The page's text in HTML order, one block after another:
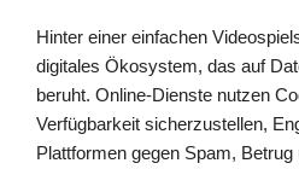
Hinter einer einfachen
digitales Ökosystem, das auf
beruht. Online-Dienste nutzen
Verfügbarkeit sicherzustellen,
Plattformen gegen Spam,